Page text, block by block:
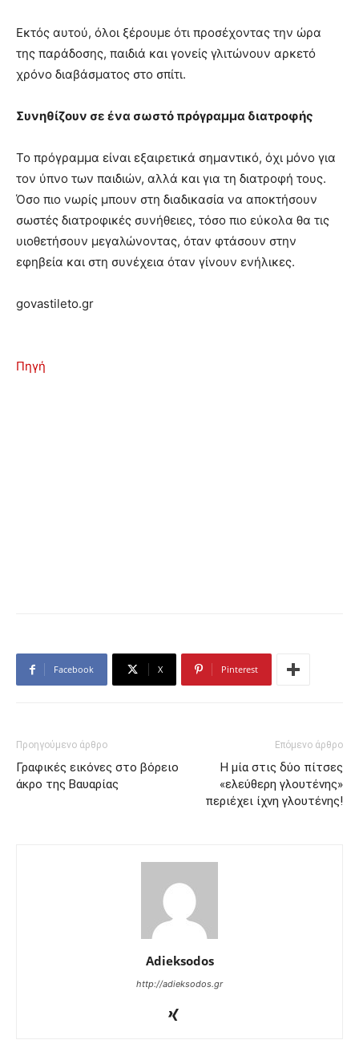
Εκτός αυτού, όλοι ξέρουμε ότι προσέχοντας την ώρα
της παράδοσης, παιδιά και γονείς γλιτώνουν αρκετό
χρόνο διαβάσματος στο σπίτι.
Συνηθίζουν σε ένα σωστό πρόγραμμα διατροφής
Το πρόγραμμα είναι εξαιρετικά σημαντικό, όχι μόνο για
τον ύπνο των παιδιών, αλλά και για τη διατροφή τους.
Όσο πιο νωρίς μπουν στη διαδικασία να αποκτήσουν
σωστές διατροφικές συνήθειες, τόσο πιο εύκολα θα τις
υιοθετήσουν μεγαλώνοντας, όταν φτάσουν στην
εφηβεία και στη συνέχεια όταν γίνουν ενήλικες.
govastileto.gr
Πηγή
Facebook X Pinterest
Προηγούμενο άρθρο
Γραφικές εικόνες στο βόρειο
άκρο της Βαυαρίας
Επόμενο άρθρο
Η μία στις δύο πίτσες
«ελεύθερη γλουτένης»
περιέχει ίχνη γλουτένης!
Adieksodos
http://adieksodos.gr